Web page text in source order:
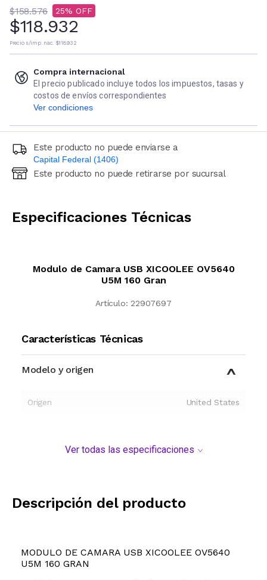
$158.576 25
$118.932
Precio s/imp. nac. $118.932
Compra internacional
El precio publicado incluye todos los impuestos, tasas y
costos de envíos correspondientes
Ver condiciones
Este producto no puede enviarse a
Capital Federal (1406)
Ingresá código postal (sólo números)
Este producto no puede retirarse por sucursal
Especificaciones Técnicas
Modulo de Camara USB XICOOLEE OV5640
U5M 160 Gran
Artículo: 22907697
Características Técnicas
Modelo y origen
Origen United States
Ver todas las especificaciones
Descripción del producto
MODULO DE CAMARA USB XICOOLEE OV5640
U5M 160 GRAN